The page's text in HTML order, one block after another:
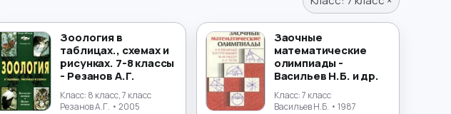
Зоология в
таблицах., схемах и
рисунках. 7-8 классы
- Резанов А.Г.
Класс: 8 класс, 7 класс
Резанов А.Г. • 2005
Заочные
математические
олимпиады -
Васильев Н.Б. и др.
Класс:7 класс
Васильев Н.Б. • 1987